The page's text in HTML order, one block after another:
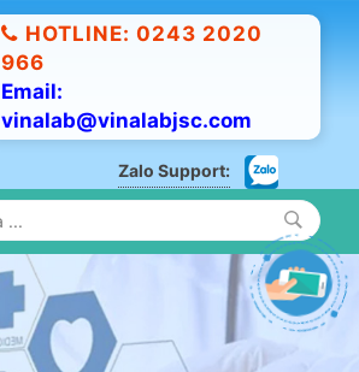
HOTLINE: 0243 2020
966
Email:
vinalab@vinalabjsc.com
Zalo Support: